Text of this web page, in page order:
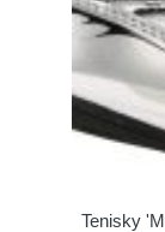
Tenisky